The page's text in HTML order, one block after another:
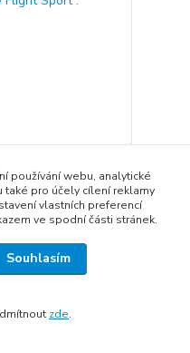
.
Vyprodáno
používání webu, analytické
také pro účely cílení reklamy
vlastních preferencí
ve spodní části stránek.
Souhlasím
zde.
CHCI